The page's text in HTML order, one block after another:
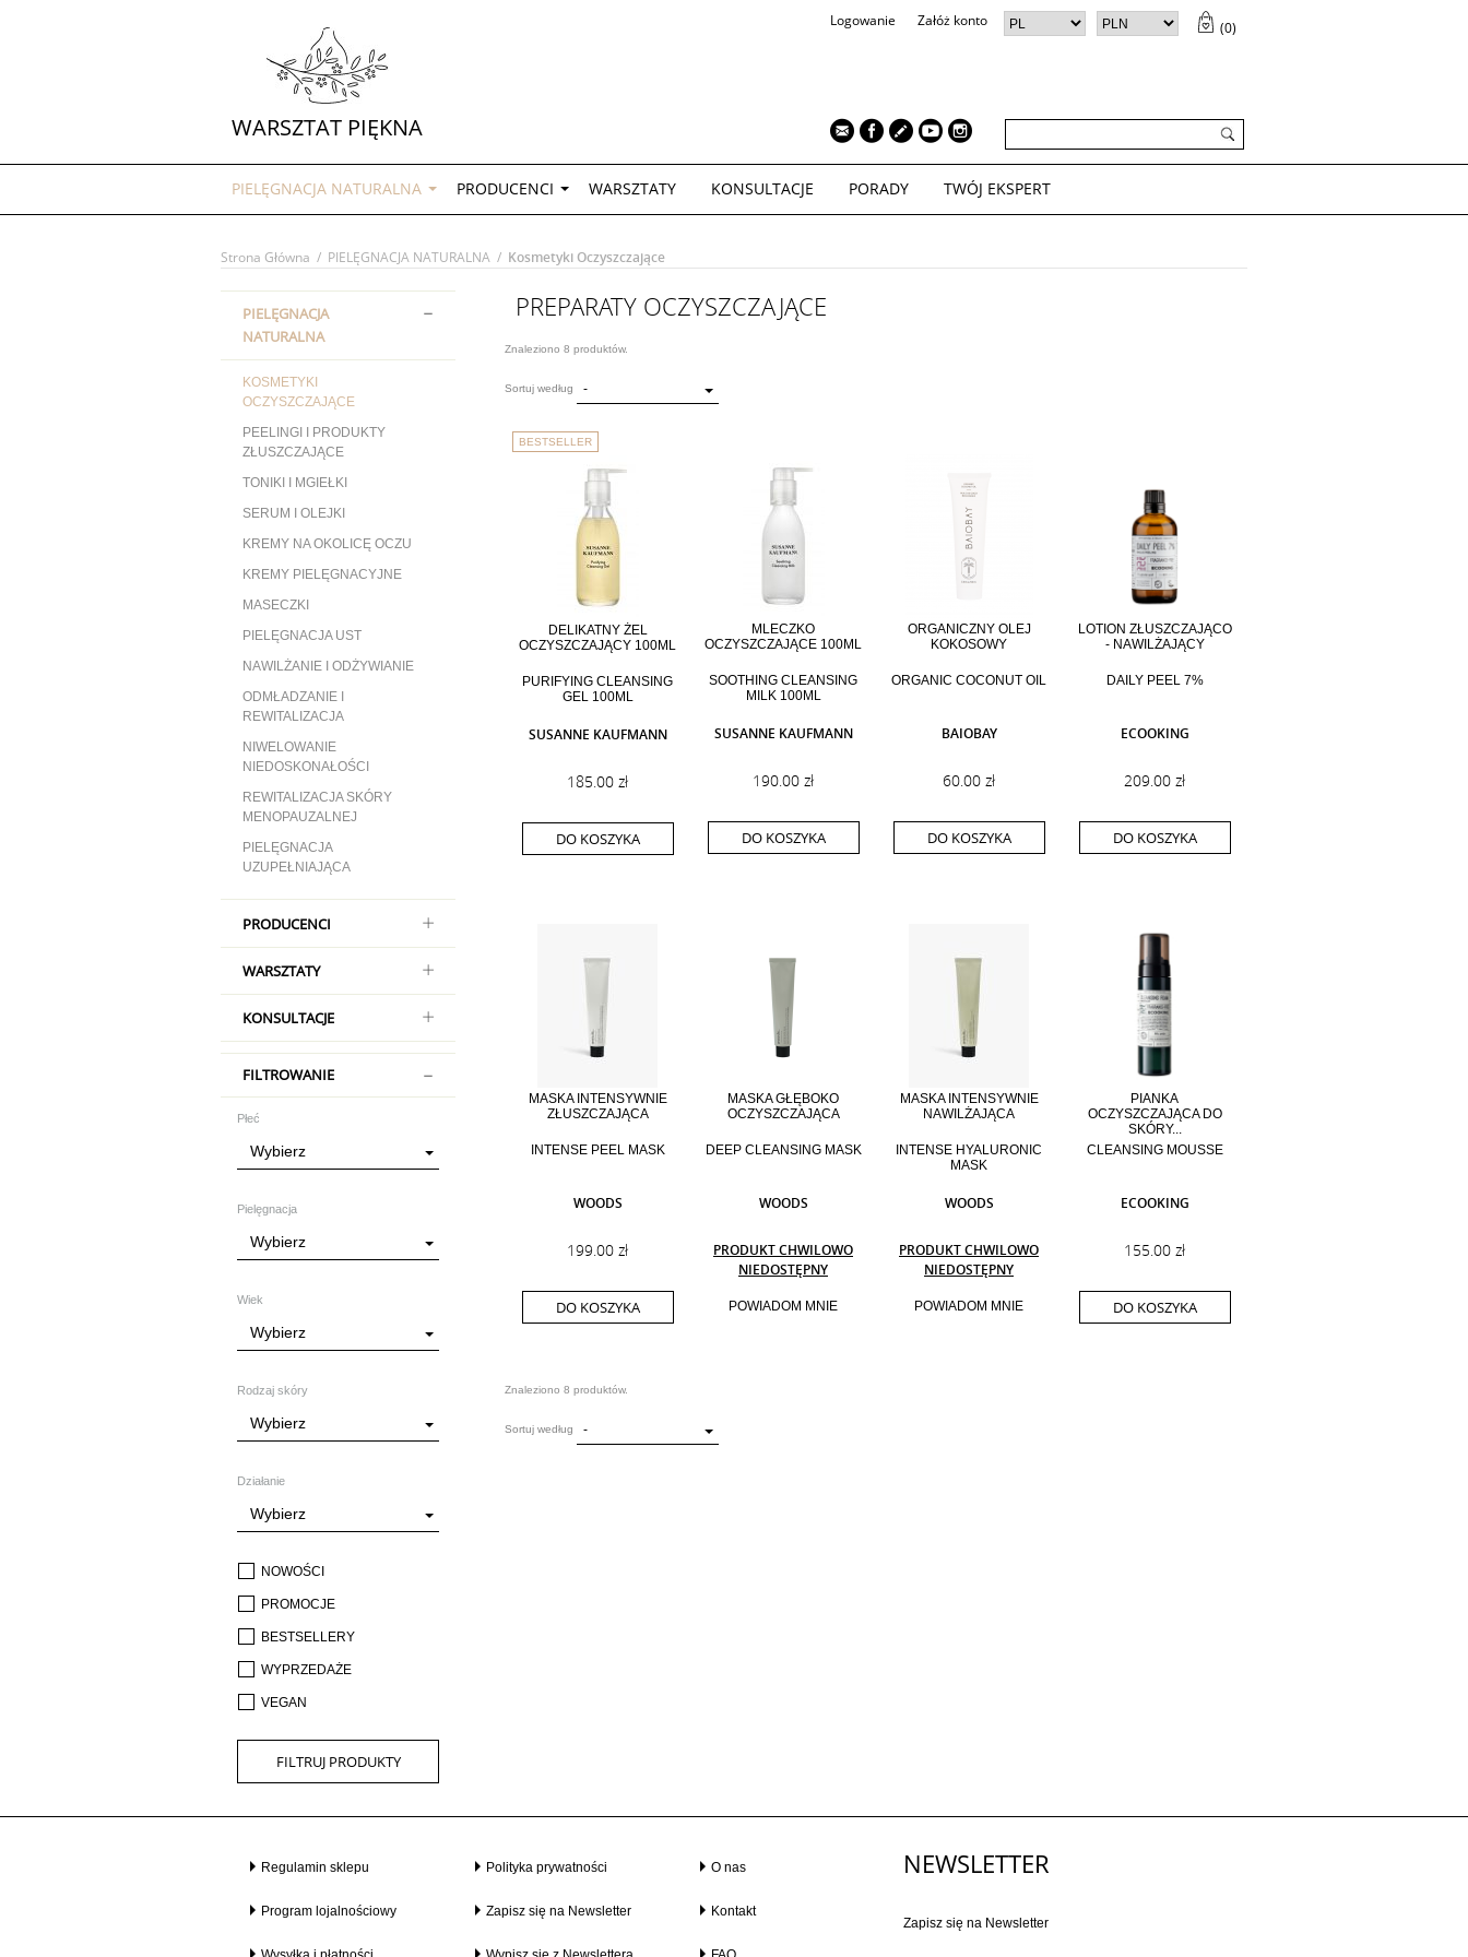
WARSZTAT PIĘKNA
Logowanie Załóż konto (0)
PIELĘGNACJA NATURALNA PRODUCENCI WARSZTATY KONSULTACJE PORADY TWÓJ EKSPERT
Strona Główna / PIELĘGNACJA NATURALNA / Kosmetyki Oczyszczające
PIELĘGNACJA
NATURALNA
KOSMETYKI
OCZYSZCZAJĄCE
PEELINGI I PRODUKTY
ZŁUSZCZAJĄCE
TONIKI I MGIEŁKI
SERUM I OLEJKI
KREMY NA OKOLICĘ OCZU
KREMY PIELĘGNACYJNE
MASECZKI
PIELĘGNACJA UST
NAWILŻANIE I ODŻYWIANIE
ODMŁADZANIE I
REWITALIZACJA
NIWELOWANIE
NIEDOSKONAŁOŚCI
REWITALIZACJA SKÓRY
MENOPAUZALNEJ
PIELĘGNACJA
UZUPEŁNIAJĄCA
PRODUCENCI
WARSZTATY
KONSULTACJE
FILTROWANIE
Płeć
Wybierz
Pielęgnacja
Wybierz
Wiek
Wybierz
Rodzaj skóry
Wybierz
Działanie
Wybierz
NOWOŚCI
PROMOCJE
BESTSELLERY
WYPRZEDAŻE
VEGAN
FILTRUJ PRODUKTY
PREPARATY OCZYSZCZAJĄCE
Znaleziono 8 produktów.
Sortuj według -
BESTSELLER
DELIKATNY ŻEL
OCZYSZCZAJĄCY 100ML
PURIFYING CLEANSING
GEL 100ML
SUSANNE KAUFMANN
185.00 zł
DO KOSZYKA
MLECZKO
OCZYSZCZAJĄCE 100ML
SOOTHING CLEANSING
MILK 100ML
SUSANNE KAUFMANN
190.00 zł
DO KOSZYKA
ORGANICZNY OLEJ
KOKOSOWY
ORGANIC COCONUT OIL
BAIOBAY
60.00 zł
DO KOSZYKA
LOTION ZŁUSZCZAJĄCO
- NAWILŻAJĄCY
DAILY PEEL 7%
ECOOKING
209.00 zł
DO KOSZYKA
MASKA INTENSYWNIE
ZŁUSZCZAJĄCA
INTENSE PEEL MASK
WOODS
199.00 zł
DO KOSZYKA
MASKA GŁĘBOKO
OCZYSZCZAJĄCA
DEEP CLEANSING MASK
WOODS
PRODUKT CHWILOWO
NIEDOSTĘPNY
POWIADOM MNIE
MASKA INTENSYWNIE
NAWILŻAJĄCA
INTENSE HYALURONIC
MASK
WOODS
PRODUKT CHWILOWO
NIEDOSTĘPNY
POWIADOM MNIE
PIANKA
OCZYSZCZAJĄCA DO
SKÓRY...
CLEANSING MOUSSE
ECOOKING
155.00 zł
DO KOSZYKA
Znaleziono 8 produktów.
Sortuj według -
Regulamin sklepu
Program lojalnościowy
Polityka prywatności
Zapisz się na Newsletter
O nas
Kontakt
NEWSLETTER
Zapisz się na Newsletter